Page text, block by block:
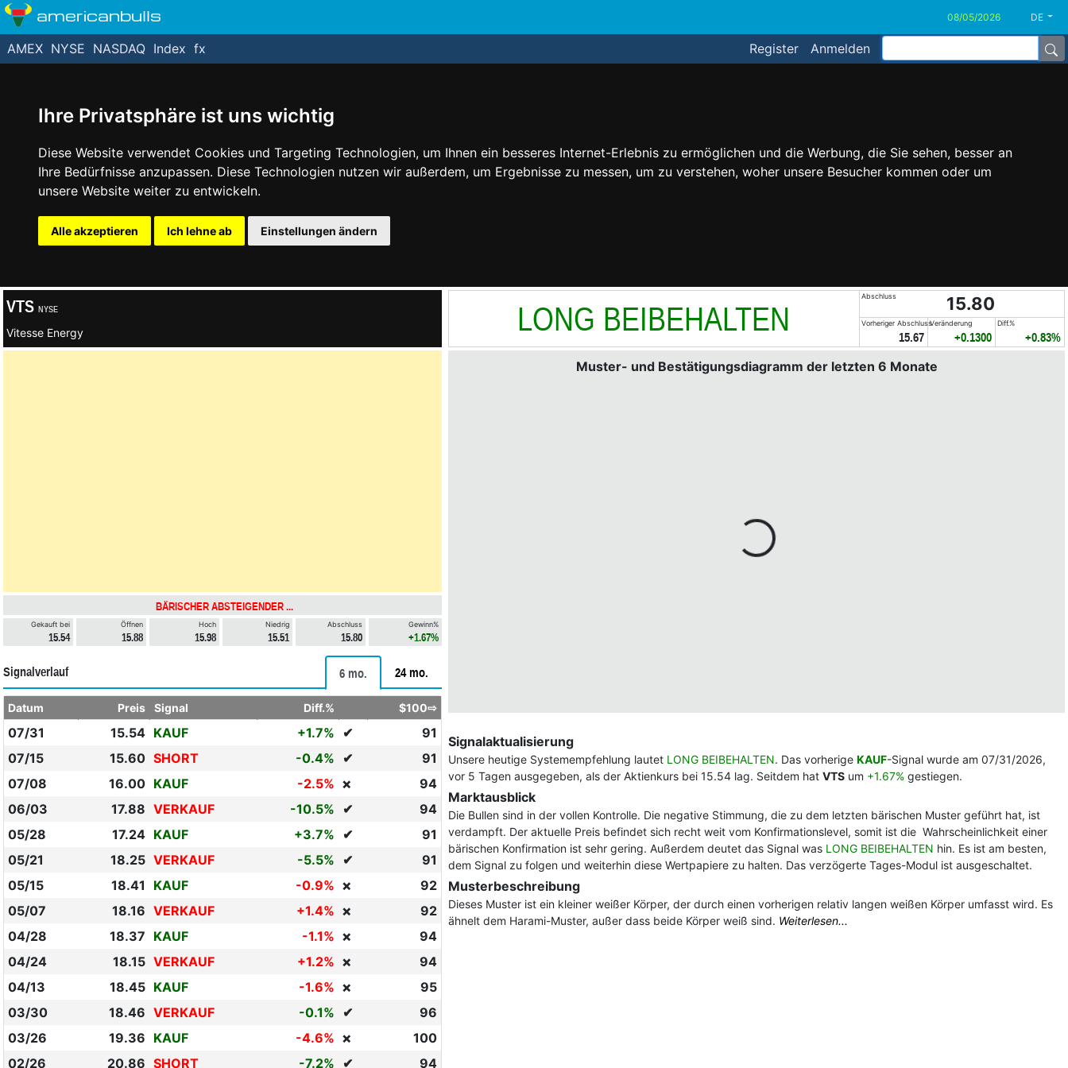
Ihre Privatsphäre ist uns wichtig
Diese Website verwendet Cookies und Targeting Technologien, um Ihnen ein besseres Internet-Erlebnis zu ermöglichen und die Werbung, die Sie sehen, besser an
Ihre Bedürfnisse anzupassen. Diese Technologien nutzen wir außerdem, um Ergebnisse zu messen, um zu verstehen, woher unsere Besucher kommen oder um
unsere Website weiter zu entwickeln.
Alle akzeptieren Ich lehne ab Einstellungen ändern
americanbulls DE
Register Anmelden
AMEX NYSE NASDAQ Index fx
VTS NYSE
Vitesse Energy LONG BEIBEHALTEN
Abschluss 15.80
Vorheriger Abschluss
15.67
Veränderung
+0.1300
Diff.%
+0.83%
BÄRISCHER ABSTEIGENDER ...
Gekauft bei
15.54
Öffnen
15.88
Hoch
15.98
Niedrig
15.51
Abschluss
15.80
Gewinn%
+1.67%
Signalverlauf 6 mo. 24 mo.
Datum Preis Signal Diff.% $100⇨
07/31 15.54 KAUF +1.7% ✔
91
07/15
15.60 SHORT -0.4% ✔
91
07/08
16.00 KAUF -2.5% ❌
94
06/03
17.88 VERKAUF -10.5% ✔
94
05/28
17.24 KAUF +3.7% ✔
91
05/21
18.25 VERKAUF -5.5% ✔
91
05/15
18.41 KAUF -0.9% ❌
92
05/07
18.16 VERKAUF +1.4% ❌
92
04/28
18.37 KAUF -1.1% ❌
94
04/24
18.15 VERKAUF +1.2% ❌
94
04/13
18.45 KAUF -1.6% ❌
95
03/30
18.46 VERKAUF -0.1% ✔
96
03/26
19.36 KAUF -4.6% ❌
100
02/26
20.86 SHORT -7.2% ✔ 94
Muster- und Bestätigungsdiagramm der letzten 6 Monate
Signalaktualisierung
Unsere heutige Systemempfehlung lautet LONG BEIBEHALTEN. Das vorherige KAUF-Signal wurde am 07/31/2026,
vor 5 Tagen ausgegeben, als der Aktienkurs bei 15.54 lag. Seitdem hat VTS um +1.67% gestiegen.
Marktausblick
Die Bullen sind in der vollen Kontrolle. Die negative Stimmung, die zu dem letzten bärischen Muster geführt hat, ist
verdampft. Der aktuelle Preis befindet sich recht weit vom Konfirmationslevel, somit ist die Wahrscheinlichkeit einer
bärischen Konfirmation ist sehr gering. Außerdem deutet das Signal was LONG BEIBEHALTEN hin. Es ist am besten,
dem Signal zu folgen und weiterhin diese Wertpapiere zu halten. Das verzögerte Tages-Modul ist ausgeschaltet.
Musterbeschreibung
Dieses Muster ist ein kleiner weißer Körper, der durch einen vorherigen relativ langen weißen Körper umfasst wird. Es
ähnelt dem Harami-Muster, außer dass beide Körper weiß sind. Weiterlesen...